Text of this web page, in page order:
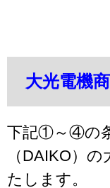
大光電機
下記①～④の
（DAIKO）
たします。